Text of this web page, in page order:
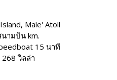
Male' Atoll
นามบิน km.
15 นาที
วิลล่า